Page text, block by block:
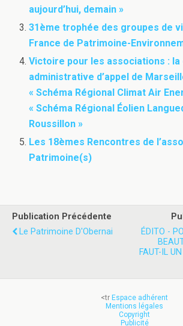
aujourd’hui, demain »
31ème trophée des groupes de
France de Patrimoine-
Victoire pour les associations : la
administrative d’appel de
« Schéma Régional Climat Air
« Schéma Régional Éolien
Roussillon »
Les 18èmes Rencontres de
Patrimoine(s)
Publication Précédente
Le Patrimoine D'Obernai
ÉDITO -
FAUT-IL
<tr Espace adhérent
Mentions légales
Copyright
Publicité